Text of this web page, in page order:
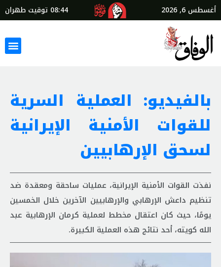
أغسطس 6, 2026 08:44 توقيت طهران
بالفيديو: العملية السرية
للقوات الأمنیة الإيرانية
لسحق الإرهابيين
نفذت القوات الأمنیة الإيرانية، عمليات ساحقة ومعقدة ضد
تنظیم داعش الإرهابي والإرهابيين الآخرين خلال الخمسين
يومًا، حيث كان اعتقال مخطط لعملية كرمان الإرهابية عبد
الله كويته، أحد نتائج هذه العملية الكبيرة.